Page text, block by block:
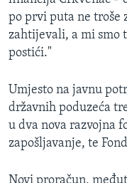
po prvi puta ne troše
zahtijevali, a mi smo
postići."
Umjesto na javnu
državnih poduzeća
u dva nova razvojna
zapošljavanje, te